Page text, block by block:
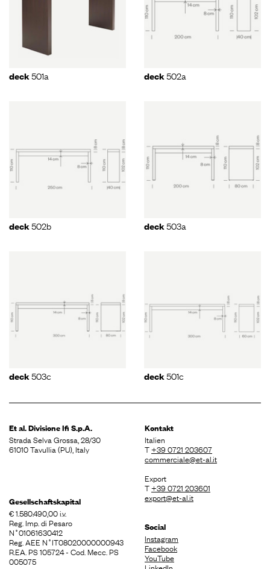
deck501a deck502a
deck502b deck503a
deck503c deck501c
Et al. DivisioneIfi S.p.A.
Strada Selva Grossa, 28/30
61010 Tavullia (PU), Italy
Gesellschaftskapital
€ 1.580.490,00 i.v.
Reg. Imp. di Pesaro
N˚01061630412
Reg. AEE N˚IT08020000000943
R.EA. PS 105724 - Cod. Mecc. PS
005075
Kontakt
Italien
T+39 0721 203607
commerciale@et-al.it
Export
T+39 0721 203601
export@et-al.it
Social
Instagram
Facebook
YouTube